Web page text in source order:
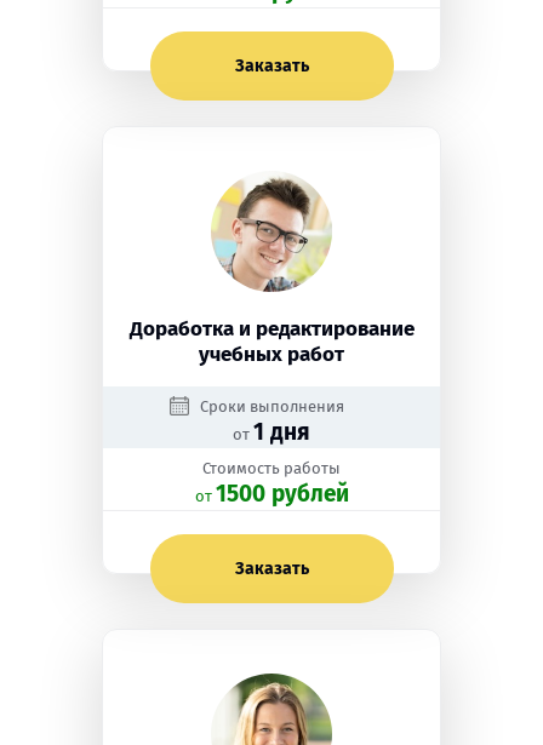
Заказать
Доработка и редактирование
учебных работ
Сроки выполнения
от 1 дня
Стоимость работы
oт 1500 рублей
Заказать